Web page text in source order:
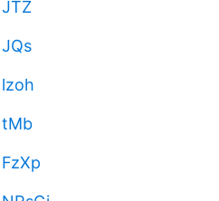
JTZ
JQs
lzoh
tMb
FzXp